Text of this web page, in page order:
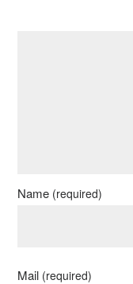
Name (required)
Mail (required)